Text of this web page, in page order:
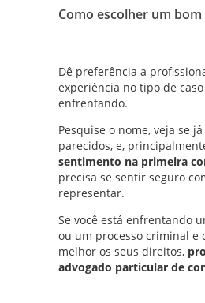
Como escolher um
Dê preferência a
experiência no tipo de
enfrentando.
Pesquise o nome, veja se
parecidos, e,
sentimento na primeira
precisa se sentir seguro
representar.
Se você está enfrentando
ou um processo criminal e
melhor os seus direitos,
advogado particular de